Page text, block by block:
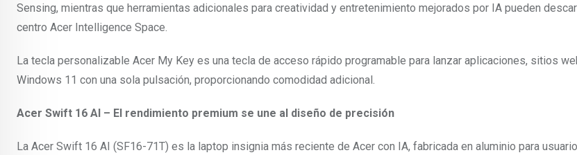
Sensing, mientras que herramientas adicionales para creatividad y entretenimiento mejorados por IA pueden
centro Acer Intelligence Space.
La tecla personalizable Acer My Key es una tecla de acceso rápido programable para lanzar aplicaciones, sitios
Windows 11 con una sola pulsación, proporcionando comodidad adicional.
Acer Swift 16 AI – El rendimiento premium se une al diseño de precisión
La Acer Swift 16 AI (SF16-71T) es la laptop insignia más reciente de Acer con IA, fabricada en aluminio para